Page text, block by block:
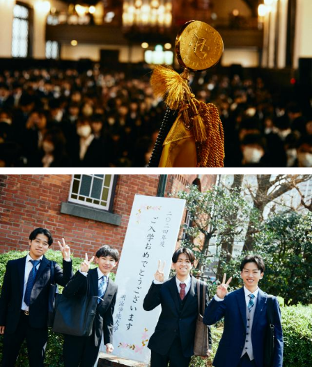
入試情報サイト
2026年9月入学者向け 新入生サイト
MGグッズ オンラインショップ
（外部サイト）
アクセス
キャンパス
案内
入試情報
お問合わせ 取材・撮影 資料請求